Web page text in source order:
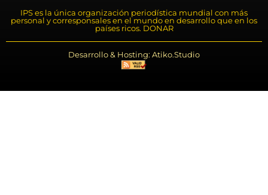
IPS es la única organización periodística mundial con más
personal y corresponsales en el mundo en desarrollo que en los
países ricos. DONAR
Desarrollo & Hosting: Atiko.Studio